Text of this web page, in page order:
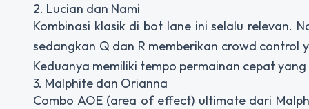
2. Lucian dan Nami
Kombinasi klasik di bot lane ini selalu relevan.
sedangkan Q dan R memberikan crowd control
Keduanya memiliki tempo permainan cepat
3. Malphite dan Orianna
Combo AOE (area of effect) ultimate dari